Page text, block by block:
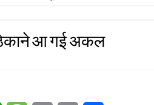
आ गई अकल